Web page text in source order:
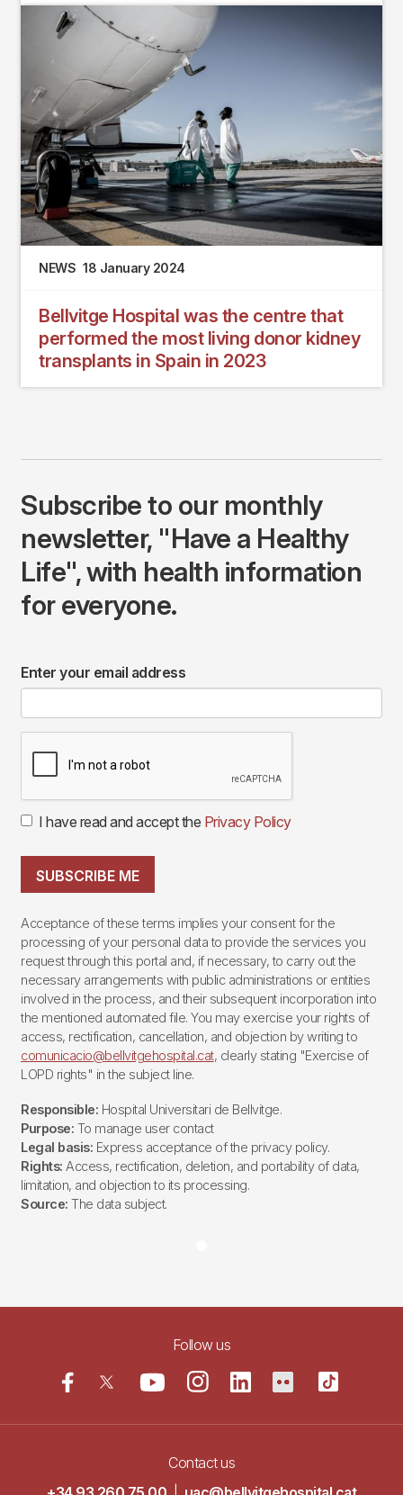
NEWS 18 January 2024
Bellvitge Hospital was the centre that
performed the most living donor kidney
transplants in Spain in 2023
Subscribe to our monthly
newsletter, "Have a Healthy
Life", with health information
for everyone.
Enter your email address
I have read and accept the Privacy Policy
SUBSCRIBE ME
Acceptance of these terms implies your consent for the
processing of your personal data to provide the services you
request through this portal and, if necessary, to carry out the
necessary arrangements with public administrations or entities
involved in the process, and their subsequent incorporation into
the mentioned automated file. You may exercise your rights of
access, rectification, cancellation, and objection by writing to
comunicacio@bellvitgehospital.cat, clearly stating "Exercise of
LOPD rights" in the subject line.
Responsible: Hospital Universitari de Bellvitge.
Purpose: To manage user contact
Legal basis: Express acceptance of the privacy policy.
Rights: Access, rectification, deletion, and portability of data,
limitation, and objection to its processing.
Source: The data subject.
Follow us
Contact us